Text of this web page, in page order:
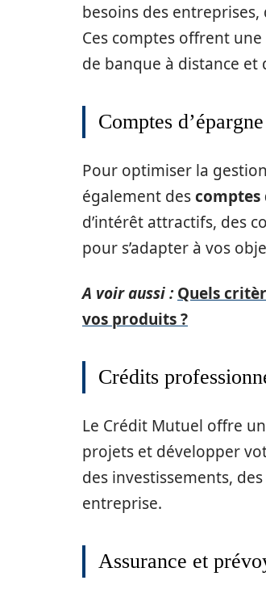
besoins des
Ces comptes offrent
de banque à distance
Comptes
Pour optimiser la
également descomptes
d’intérêt attractifs, des
pour s’adapter à vos
A voir aussi : Quels
vos produits ?
Crédits
Le Crédit Mutuel offre
projets et développer
des investissements,
entreprise.
Assurance et